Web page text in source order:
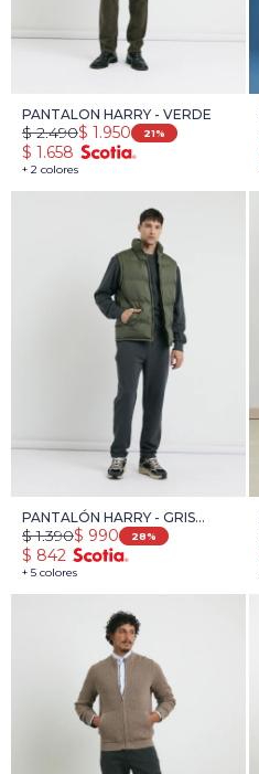
PANTALON HARRY - VERDE
+ 2 colores
$ 1.950
$ 2.490 21
$ 1.658
PANTALÓN HARRY - GRIS
OSCURO
+ 5 colores
$ 990
$ 1.390 28
$ 842